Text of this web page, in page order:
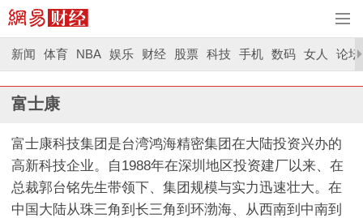
新闻 体育 NBA 娱乐 财经 股票 科技 手机 数码 女人 论坛
富士康
富士康科技集团是台湾鸿海精密集团在大陆投资兴办的
高新科技企业。自1988年在深圳地区投资建厂以来、在
总裁郭台铭先生带领下、集团规模与实力迅速壮大。在
中国大陆从珠三角到长三角到环渤海、从西南到中南到